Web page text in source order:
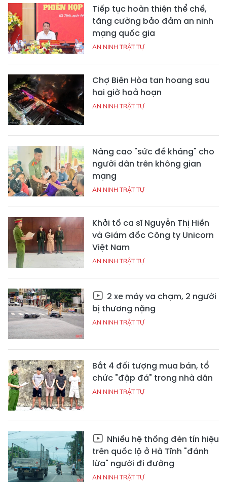
Tiếp tục hoàn thiện thể chế,
tăng cường bảo đảm an ninh
mạng quốc gia
AN NINH TRẬT TỰ
Chợ Biên Hòa tan hoang sau
hai giờ hoả hoạn
AN NINH TRẬT TỰ
Nâng cao "sức đề kháng" cho
người dân trên không gian
mạng
AN NINH TRẬT TỰ
Khởi tố ca sĩ Nguyễn Thị Hiền
và Giám đốc Công ty Unicorn
Việt Nam
AN NINH TRẬT TỰ
2 xe máy va chạm, 2 người
bị thương nặng
AN NINH TRẬT TỰ
Bắt 4 đối tượng mua bán, tổ
chức "đập đá" trong nhà dân
AN NINH TRẬT TỰ
Nhiều hệ thống đèn tín hiệu
trên quốc lộ ở Hà Tĩnh "đánh
lừa" người đi đường
AN NINH TRẬT TỰ